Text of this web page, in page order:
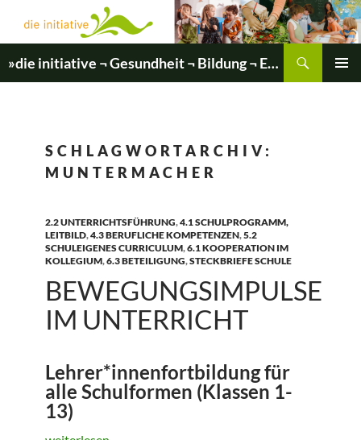
Inhalt
springen
»die initiative ¬ Gesundheit ¬ Bildung ¬ Entwicklung«
SCHLAGWORTARCHIV:
MUNTERMACHER
2.2 UNTERRICHTSFÜHRUNG,4.1 SCHULPROGRAMM,
LEITBILD,4.3 BERUFLICHE KOMPETENZEN,5.2
SCHULEIGENES CURRICULUM,6.1 KOOPERATION IM
KOLLEGIUM,6.3 BETEILIGUNG,STECKBRIEFE SCHULE
BEWEGUNGSIMPULSE
IM UNTERRICHT
Lehrer*innenfortbildung für
alle Schulformen (Klassen 1-
13)